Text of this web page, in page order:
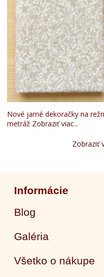
Nové jarné dekoračky na
metráž Zobraziť viac...
Zobraziť
Informácie
Blog
Galéria
Všetko o nákupe